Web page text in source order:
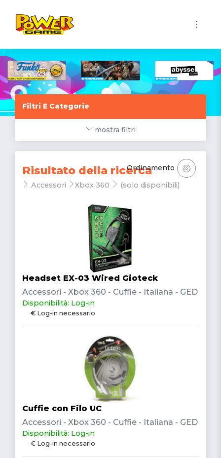
Filtri E Categorie
mostra filtri
Risultato della ricerca
Accessori Xbox 360 (solo disponibili)
Ordinamento
Headset EX-03 Wired Gioteck
Accessori - Xbox 360 - Cuffie - Italiana - GED
Disponibilità: Log-in
€ Log-in necessario
Cuffie con Filo UC
Accessori - Xbox 360 - Cuffie - Italiana - GED
Disponibilità: Log-in
€ Log-in necessario